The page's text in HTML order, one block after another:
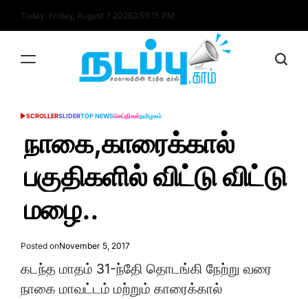
Today: Friday, August 7 20263:59:16 PM
POSTED
SCROLLERSLIDERTOP NEWSசெய்திகள்தமிழகம்
நாகை,காரைக்கால்
பகுதிகளில் விட்டு விட்டு
மழை..
Posted onNovember 5, 2017
கடந்த மாதம் 31-ந்தேி தொடங்கி நேற்று வரை
நாகை மாவட்டம் மற்றும் காரைக்கால்